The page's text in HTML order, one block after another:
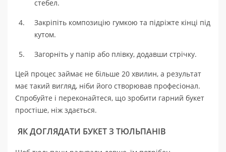
стебел.
Закріпіть композицію гумкою та підріжте кінці під
кутом.
Загорніть у папір або плівку, додавши стрічку.
Цей процес займає не більше 20 хвилин, а результат
має такий вигляд, ніби його створював професіонал.
Спробуйте і переконайтеся, що зробити гарний букет
простіше, ніж здається.
ЯК ДОГЛЯДАТИ БУКЕТ З ТЮЛЬПАНІВ